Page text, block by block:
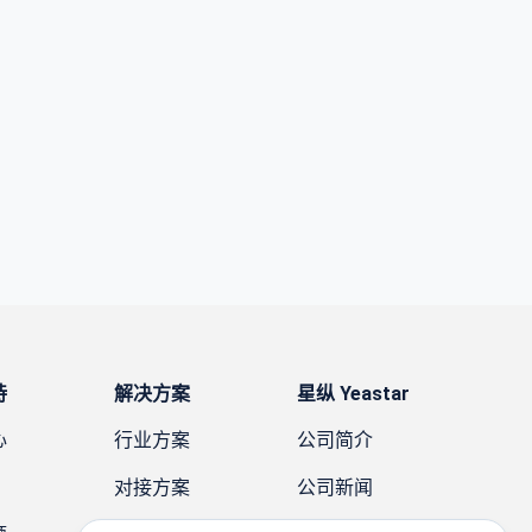
解决方案
行业方案
对接方案
星纵 Yeastar
公司简介
公司新闻